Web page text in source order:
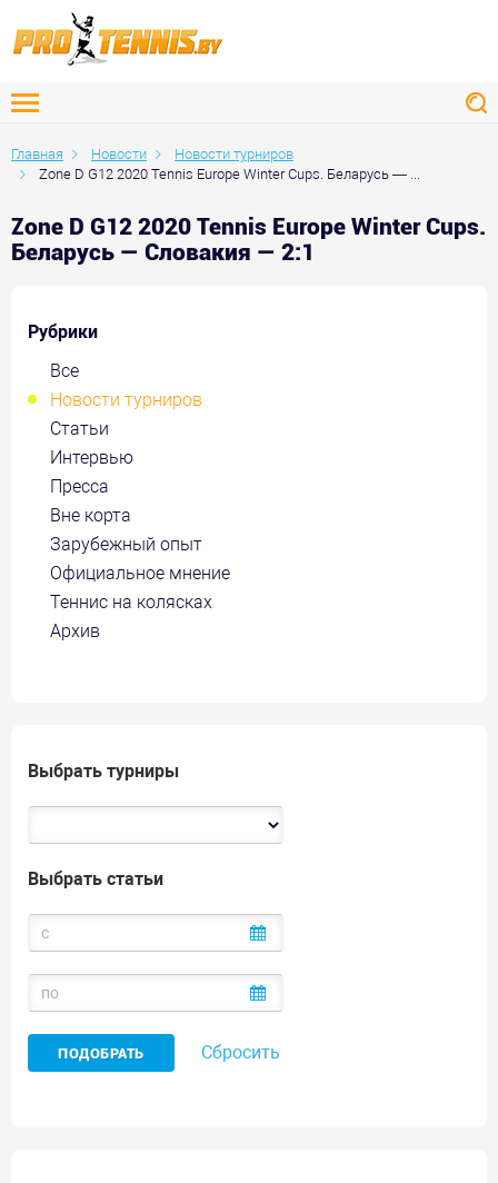
Главная Новости
Новости турниров
Zone D G12 2020 Tennis Europe Winter Cups. Беларусь — ...
Zone D G12 2020 Tennis Europe Winter Cups.
Беларусь — Словакия — 2:1
Рубрики
Все
Новости турниров
Статьи
Интервью
Пресса
Вне корта
Зарубежный опыт
Официальное мнение
Теннис на колясках
Архив
Выбрать турниры
Выбрать статьи
Сбросить